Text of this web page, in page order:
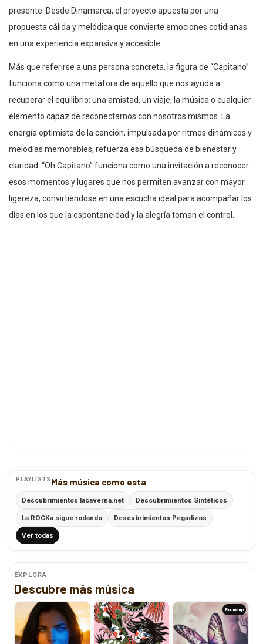
presente. Desde Dinamarca, el proyecto apuesta por una
propuesta cálida y melódica que convierte emociones cotidianas
en una experiencia expansiva y accesible.
Más que referirse a una persona concreta, la figura de “Capitano”
funciona como una metáfora de aquello que nos ayuda a
recuperar el equilibrio: una amistad, un viaje, la música o cualquier
elemento capaz de reconectarnos con nosotros mismos. La
energía optimista de la canción, impulsada por ritmos dinámicos y
melodías memorables, refuerza esa búsqueda de bienestar y
claridad. “Oh Capitano” funciona como una invitación a reconocer
esos momentos y lugares que nos permiten avanzar con mayor
ligereza, convirtiéndose en una escucha ideal para acompañar los
días en los que la espontaneidad y la alegría toman el control.
PLAYLISTS Más música como esta
Descubrimientos lacaverna.net Descubrimientos Sintéticos
La ROCKa sigue rodando Descubrimientos Pegadizos
Ver todas
EXPLORA
Descubre más música
Roundup